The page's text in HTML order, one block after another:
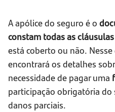
A apólice do seguro é o
constam todas as cláusulas
está coberto ou não.
encontrará os detalhes
necessidade de pagar uma
participação obrigatória do
danos parciais.